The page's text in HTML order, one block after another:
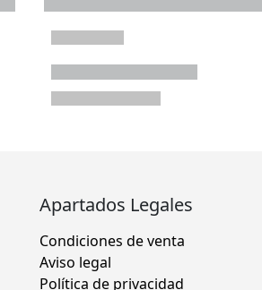
Apartados Legales
Condiciones de venta
Aviso legal
Política de privacidad